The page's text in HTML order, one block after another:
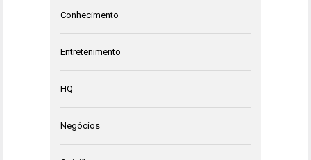
Conhecimento
Entretenimento
HQ
Negócios